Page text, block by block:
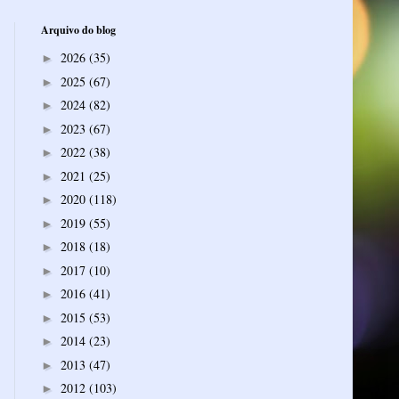
Arquivo do blog
► 2026 (35)
► 2025 (67)
► 2024 (82)
► 2023 (67)
► 2022 (38)
► 2021 (25)
► 2020 (118)
► 2019 (55)
► 2018 (18)
► 2017 (10)
► 2016 (41)
► 2015 (53)
► 2014 (23)
► 2013 (47)
► 2012 (103)